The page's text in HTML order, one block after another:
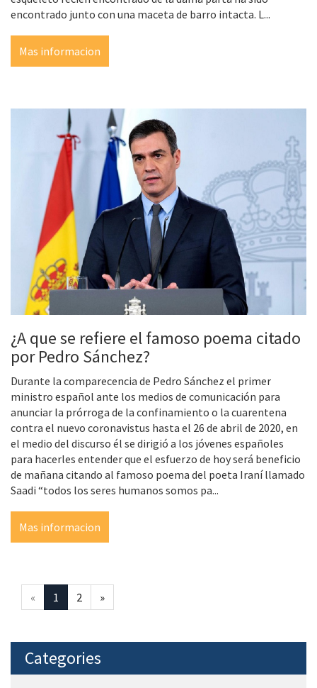
encontrado junto con una maceta de barro intacta. L...
Mas informacion
¿A que se refiere el famoso poema citado
por Pedro Sánchez?
Durante la comparecencia de Pedro Sánchez el primer
ministro español ante los medios de comunicación para
anunciar la prórroga de la confinamiento o la cuarentena
contra el nuevo coronavistus hasta el 26 de abril de 2020, en
el medio del discurso él se dirigió a los jóvenes españoles
para hacerles entender que el esfuerzo de hoy será beneficio
de mañana citando al famoso poema del poeta Iraní llamado
Saadi “todos los seres humanos somos pa...
Mas informacion
« 1 2 »
Categories